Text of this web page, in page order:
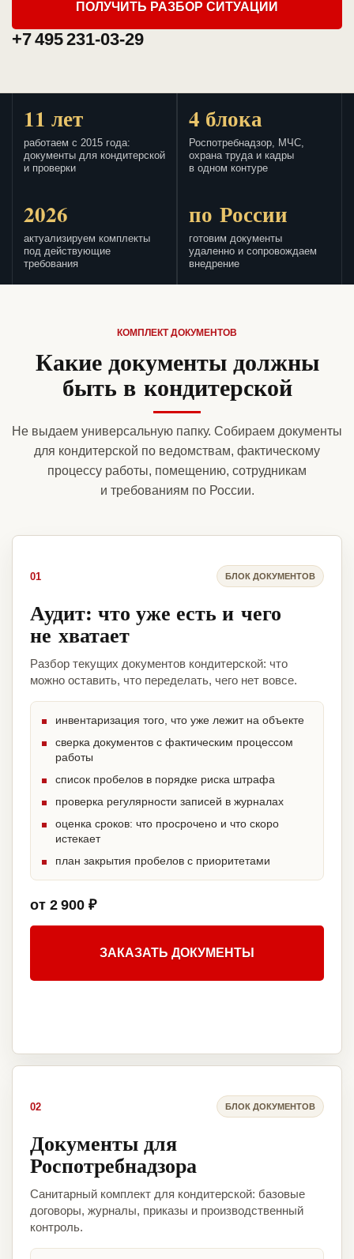
ПОЛУЧИТЬ РАЗБОР СИТУАЦИИ
+7 495 231-03-29
11 лет
работаем с 2015 года:
документы для кондитерской
и проверки
4 блока
Роспотребнадзор, МЧС,
охрана труда и кадры
в одном контуре
2026
актуализируем комплекты
под действующие
требования
по России
готовим документы
удаленно и сопровождаем
внедрение
КОМПЛЕКТ ДОКУМЕНТОВ
Какие документы должны
быть в кондитерской
Не выдаем универсальную папку. Собираем документы
для кондитерской по ведомствам, фактическому
процессу работы, помещению, сотрудникам
и требованиям по России.
01 БЛОК ДОКУМЕНТОВ
Аудит: что уже есть и чего
не хватает
Разбор текущих документов кондитерской: что
можно оставить, что переделать, чего нет вовсе.
инвентаризация того, что уже лежит на объекте
сверка документов с фактическим процессом
работы
список пробелов в порядке риска штрафа
проверка регулярности записей в журналах
оценка сроков: что просрочено и что скоро
истекает
план закрытия пробелов с приоритетами
от 2 900 ₽
ЗАКАЗАТЬ ДОКУМЕНТЫ
02 БЛОК ДОКУМЕНТОВ
Документы для
Роспотребнадзора
Санитарный комплект для кондитерской: базовые
договоры, журналы, приказы и производственный
контроль.